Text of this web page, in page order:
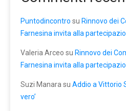
Puntodincontro su Rinnovo dei
Farnesina invita alla
Valeria Arceo su Rinnovo dei
Farnesina invita alla
Suzi Manara su Addio a Vittorio
vero’